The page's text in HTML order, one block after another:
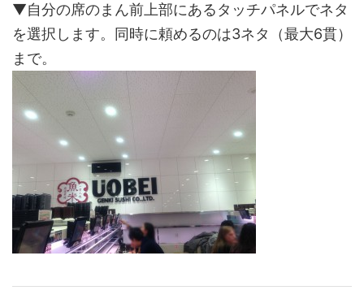
▼自分の席のまん前上部にあるタッチパネルでネタ
を選択します。同時に頼めるのは3ネタ（最大6貫）
まで。